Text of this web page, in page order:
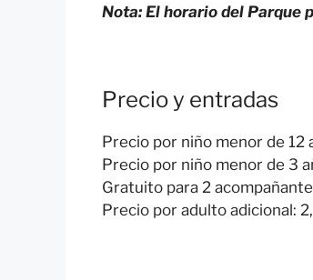
Nota: El horario del Parque
Precio y entradas
Precio por niño menor de 12
Precio por niño menor de 3
Gratuito para 2
Precio por adulto adicional: